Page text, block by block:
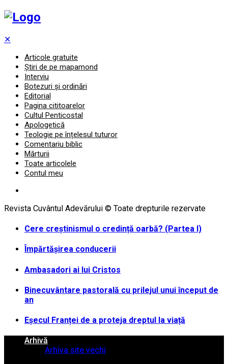
✕
Articole gratuite
Știri de pe mapamond
Interviu
Botezuri și ordinări
Editorial
Pagina cititoarelor
Cultul Penticostal
Apologetică
Teologie pe înțelesul tuturor
Comentariu biblic
Mărturii
Toate articolele
Contul meu
Revista Cuvântul Adevărului © Toate drepturile rezervate
Cere creștinismul o credință oarbă? (Partea I)
Împărtășirea conducerii
Ambasadori ai lui Cristos
Binecuvântare pastorală cu prilejul unui început de
an
Eșecul Franței de a proteja dreptul la viață
Arhivă
Arhiva site vechi